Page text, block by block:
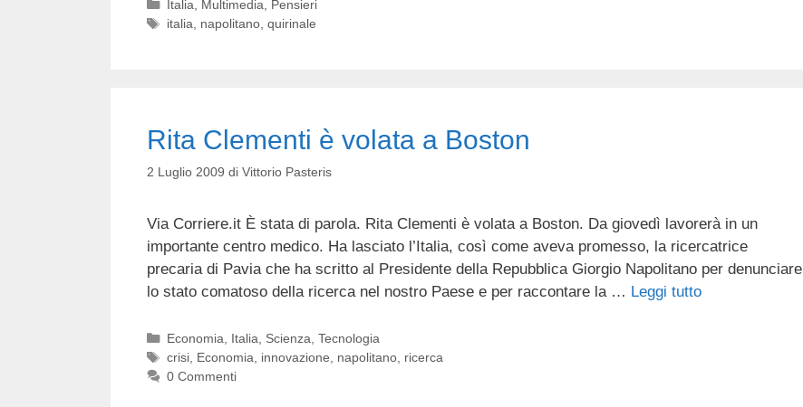
Categorie
Italia Multimedia
Pensieri
Tag
italia napolitano, quirinale
Rita Clementi è volata a Boston
2 Luglio 2009 di Vittorio Pasteris
Via Corriere.it È stata di parola. Rita Clementi è volata a Boston. Da giovedì lavorerà in un
importan­te centro medico. Ha lasciato l’Italia, così come aveva promesso, la ricercatrice
precaria di Pavia che ha scritto al Presidente della Repubblica Giorgio Napolitano per denunciare
lo stato comatoso della ricerca nel nostro Paese e per raccontare la … Leggi tutto
Categorie
Economia Italia Scienza Tecnologia
Tag
crisi, Economia innovazione napolitano, ricerca
0 Commenti